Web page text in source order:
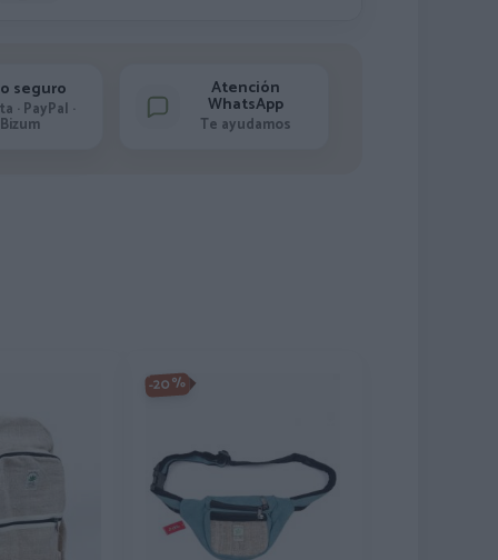
seguro
· PayPal ·
Bizum
Atención
WhatsApp
Te ayudamos
-20%